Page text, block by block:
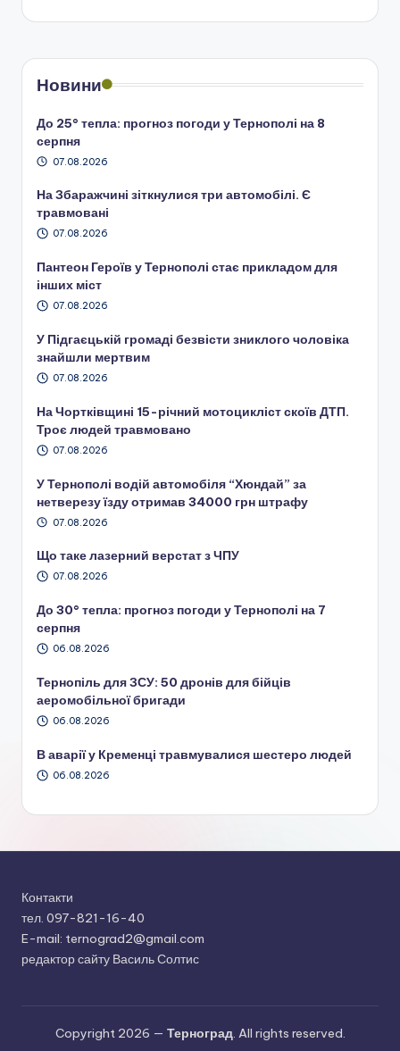
Новини
До 25° тепла: прогноз погоди у Тернополі на 8
серпня
07.08.2026
На Збаражчині зіткнулися три автомобілі. Є
травмовані
07.08.2026
Пантеон Героїв у Тернополі стає прикладом для
інших міст
07.08.2026
У Підгаєцькій громаді безвісти зниклого чоловіка
знайшли мертвим
07.08.2026
На Чортківщині 15-річний мотоцикліст скоїв ДТП.
Троє людей травмовано
07.08.2026
У Тернополі водій автомобіля “Хюндай” за
нетверезу їзду отримав 34000 грн штрафу
07.08.2026
Що таке лазерний верстат з ЧПУ
07.08.2026
До 30° тепла: прогноз погоди у Тернополі на 7
серпня
06.08.2026
Тернопіль для ЗСУ: 50 дронів для бійців
аеромобільної бригади
06.08.2026
В аварії у Кременці травмувалися шестеро людей
06.08.2026
Контакти
тел. 097-821-16-40
E-mail: ternograd2@gmail.com
редактор сайту Василь Солтис
Copyright 2026 — Терноград. All rights reserved.